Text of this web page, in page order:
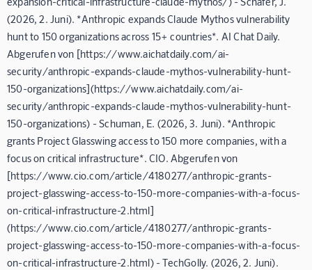
(2026, 2. Juni). *Anthropic expands Claude Mythos vulnerability
hunt to 150 organizations across 15+ countries*. AI Chat Daily.
Abgerufen von [https://www.aichatdaily.com/ai-
security/anthropic-expands-claude-mythos-vulnerability-hunt-
150-organizations](https://www.aichatdaily.com/ai-
security/anthropic-expands-claude-mythos-vulnerability-hunt-
150-organizations) - Schuman, E. (2026, 3. Juni). *Anthropic
grants Project Glasswing access to 150 more companies, with a
focus on critical infrastructure*. CIO. Abgerufen von
[https://www.cio.com/article/4180277/anthropic-grants-
project-glasswing-access-to-150-more-companies-with-a-focus-
on-critical-infrastructure-2.html]
(https://www.cio.com/article/4180277/anthropic-grants-
project-glasswing-access-to-150-more-companies-with-a-focus-
on-critical-infrastructure-2.html) - TechGolly. (2026, 2. Juni).